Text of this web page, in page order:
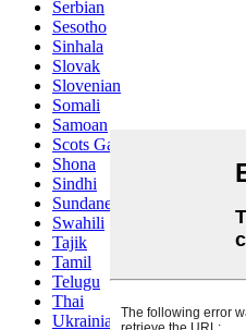
Serbian
Sesotho
Sinhala
Slovak
Slovenian
Somali
Samoan
Scots Gaelic
Shona
Sindhi
Sundanese
Swahili
Tajik
Tamil
Telugu
Thai
Ukrainian